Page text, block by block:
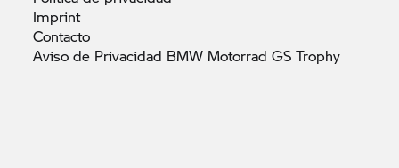
Imprint
Contacto
Aviso de Privacidad BMW Motorrad GSTrophy